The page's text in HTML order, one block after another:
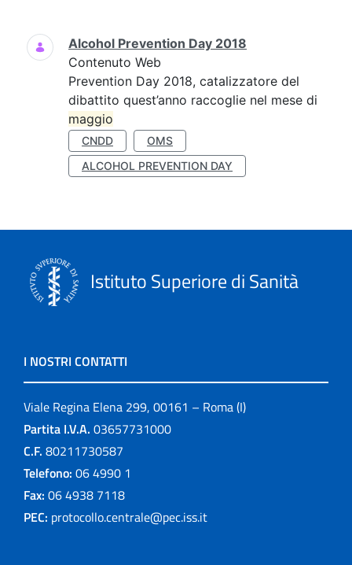
Ricerca
Alcohol Prevention Day 2018
Contenuto Web
Prevention Day 2018, catalizzatore del
dibattito quest’anno raccoglie nel mese di
maggio
CNDD
OMS
ALCOHOL PREVENTION DAY
Istituto Superiore di Sanità
I NOSTRI CONTATTI
Viale Regina Elena 299, 00161 – Roma (I)
Partita I.V.A. 03657731000
C.F. 80211730587
Telefono: 06 4990 1
Fax: 06 4938 7118
PEC: protocollo.centrale@pec.iss.it